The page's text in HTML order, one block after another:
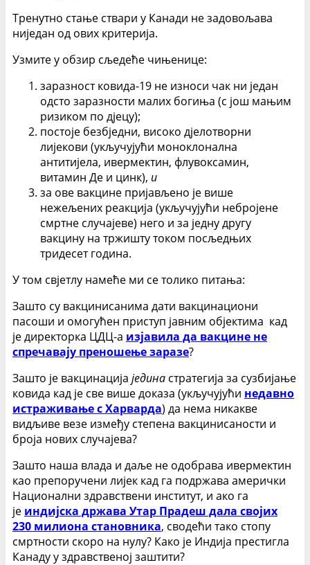
Тренутно стање ствари у Канади не задовољава
ниједан од ових критерија.
Узмите у обзир сљедеће чињенице:
заразност ковида-19 не износи чак ни један
одсто заразности малих богиња (с још мањим
ризиком по дјецу);
постоје безбједни, високо дјелотворни
лијекови (укључујући моноклонална
антитијела, ивермектин, флувоксамин,
витамин Де и цинк), и
за ове вакцине пријављено је више
нежељених реакција (укључујући небројене
смртне случајеве) него и за једну другу
вакцину на тржишту током посљедњих
тридесет година.
У том свјетлу намеће ми се толико питања:
Зашто су вакцинисанима дати вакцинациони
пасоши и омогућен приступ јавним објектима кад
је директорка ЦДЦ-а изјавила да вакцине не
спречавају преношење заразе?
Зашто је вакцинација једина стратегија за сузбијање
ковида кад је све више доказа (укључујући недавно
истраживање с Харварда) да нема никакве
видљиве везе између степена вакцинисаности и
броја нових случајева?
Зашто наша влада и даље не одобрава ивермектин
као препоручени лијек кад га подржава амерички
Национални здравствени институт, и ако га
је индијска држава Утар Прадеш дала својих
230 милиона становника, сводећи тако стопу
смртности скоро на нулу? Како је Индија престигла
Канаду у здравственој заштити?